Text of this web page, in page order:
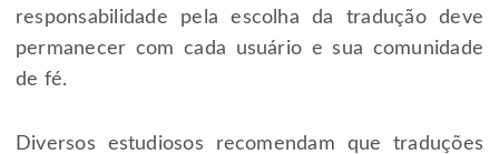
responsabilidade pela escolha da tradução deve
permanecer com cada usuário e sua comunidade
de fé.
Diversos estudiosos recomendam que traduções